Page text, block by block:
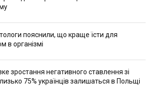
пояснили, що краще їсти для
в організмі
зростання негативного ставлення зі
75% українців залишаться в Польщі